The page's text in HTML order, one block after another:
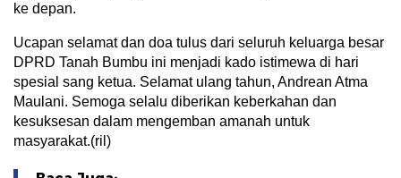
ke depan.
Ucapan selamat dan doa tulus dari seluruh keluarga besar
DPRD Tanah Bumbu ini menjadi kado istimewa di hari
spesial sang ketua. Selamat ulang tahun, Andrean Atma
Maulani. Semoga selalu diberikan keberkahan dan
kesuksesan dalam mengemban amanah untuk
masyarakat.(ril)